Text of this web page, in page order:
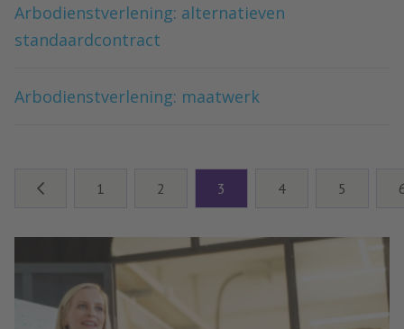
Arbodienstverlening: alternatieven
standaardcontract
Arbodienstverlening: maatwerk
1 2 3 4 5